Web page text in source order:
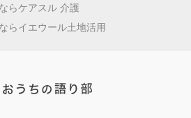
らケアスル 介護
らイエウール土地活用